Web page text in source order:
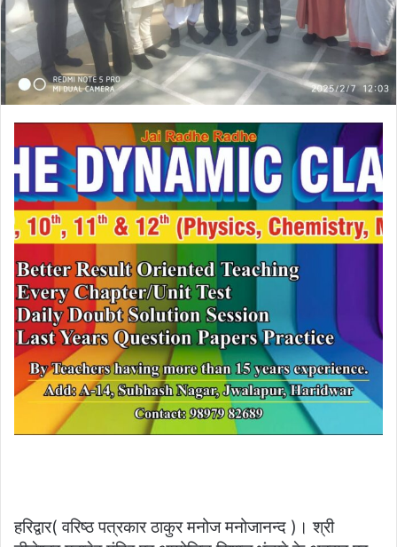
हरिद्वार( वरिष्ठ पत्रकार ठाकुर मनोज मनोजानन्द )। श्री